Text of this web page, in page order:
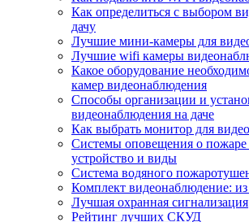
Как определиться с выбором
дачу
Лучшие мини-камеры для
Лучшие wifi камеры
Какое оборудование
камер видеонаблюдения
Способы организации и
видеонаблюдения на даче
Как выбрать монитор для
Системы оповещения о пожаре
устройство и виды
Система водяного
Комплект видеонаблюдение: из
Лучшая охранная сигнализация
Рейтинг лучших СКУД